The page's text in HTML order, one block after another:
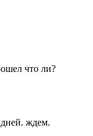
что ли?
ждем.